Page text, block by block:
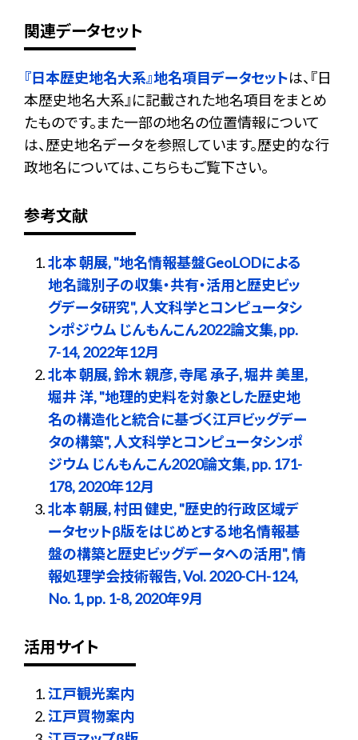
関連データセット
『日本歴史地名大系』地名項目データセットは、『日
本歴史地名大系』に記載された地名項目をまとめ
たものです。また一部の地名の位置情報について
は、歴史地名データを参照しています。歴史的な行
政地名については、こちらもご覧下さい。
参考文献
北本 朝展, "地名情報基盤GeoLODによる
地名識別子の収集・共有・活用と歴史ビッ
グデータ研究", 人文科学とコンピュータシ
ンポジウム じんもんこん2022論文集, pp.
7-14, 2022年12月
北本 朝展, 鈴木 親彦, 寺尾 承子, 堀井 美里,
堀井 洋, "地理的史料を対象とした歴史地
名の構造化と統合に基づく江戸ビッグデー
タの構築", 人文科学とコンピュータシンポ
ジウム じんもんこん2020論文集, pp. 171-
178, 2020年12月
北本 朝展, 村田 健史, "歴史的行政区域デ
ータセットβ版をはじめとする地名情報基
盤の構築と歴史ビッグデータへの活用", 情
報処理学会技術報告, Vol. 2020-CH-124,
No. 1, pp. 1-8, 2020年9月
活用サイト
江戸観光案内
江戸買物案内